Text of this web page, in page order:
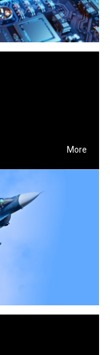
More